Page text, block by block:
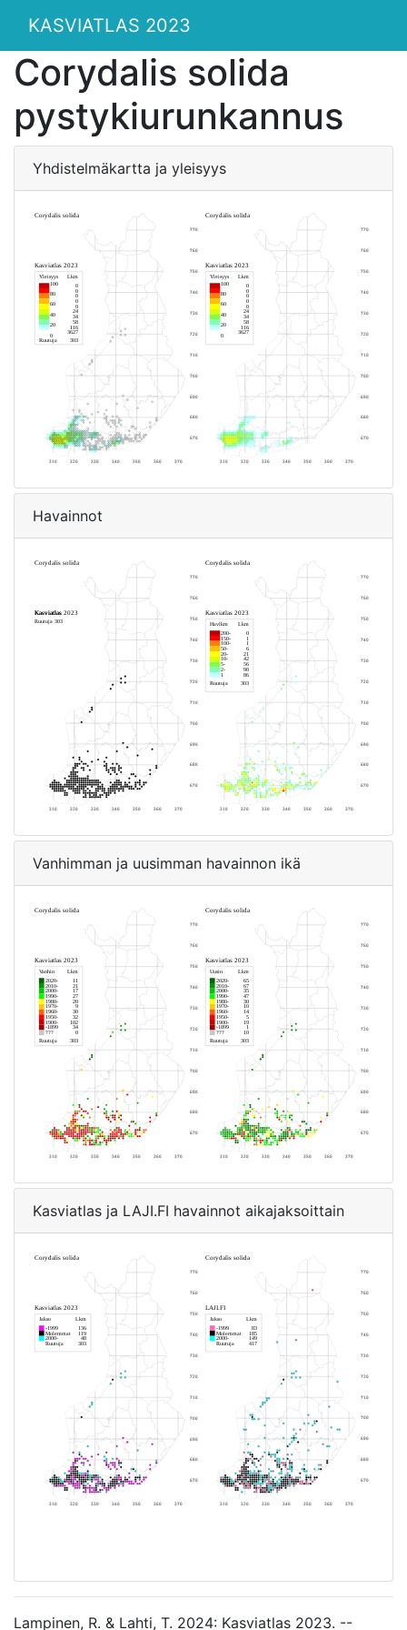
KASVIATLAS 2023
Corydalis solida
pystykiurunkannus
Yhdistelmäkartta ja yleisyys
Havainnot
Vanhimman ja uusimman havainnon ikä
Kasviatlas ja LAJI.FI havainnot aikajaksoittain
Lampinen, R. & Lahti, T. 2024: Kasviatlas 2023. --